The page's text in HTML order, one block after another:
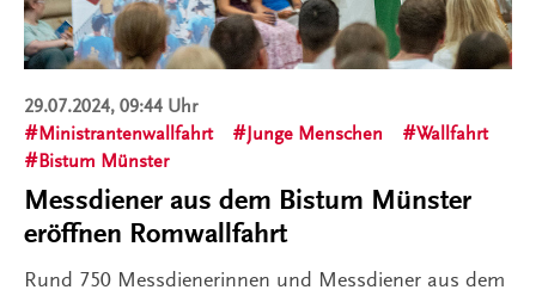
29.07.2024, 09:44 Uhr
Ministrantenwallfahrt
Junge Menschen
Wallfahrt
Bistum Münster
Messdiener aus dem Bistum Münster
eröffnen Romwallfahrt
Rund 750 Messdienerinnen und Messdiener aus dem